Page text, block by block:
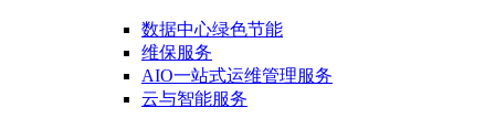
数据中心绿色节能
维保服务
AIO一站式运维管理服务
云与智能服务